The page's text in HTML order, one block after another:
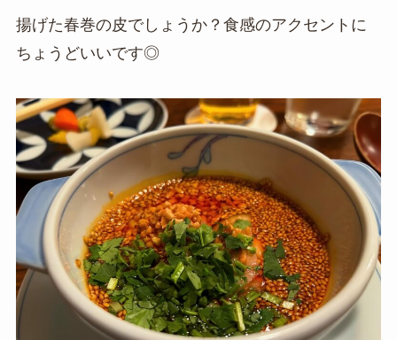
揚げた春巻の皮でしょうか？食感のアクセントに
ちょうどいいです◎